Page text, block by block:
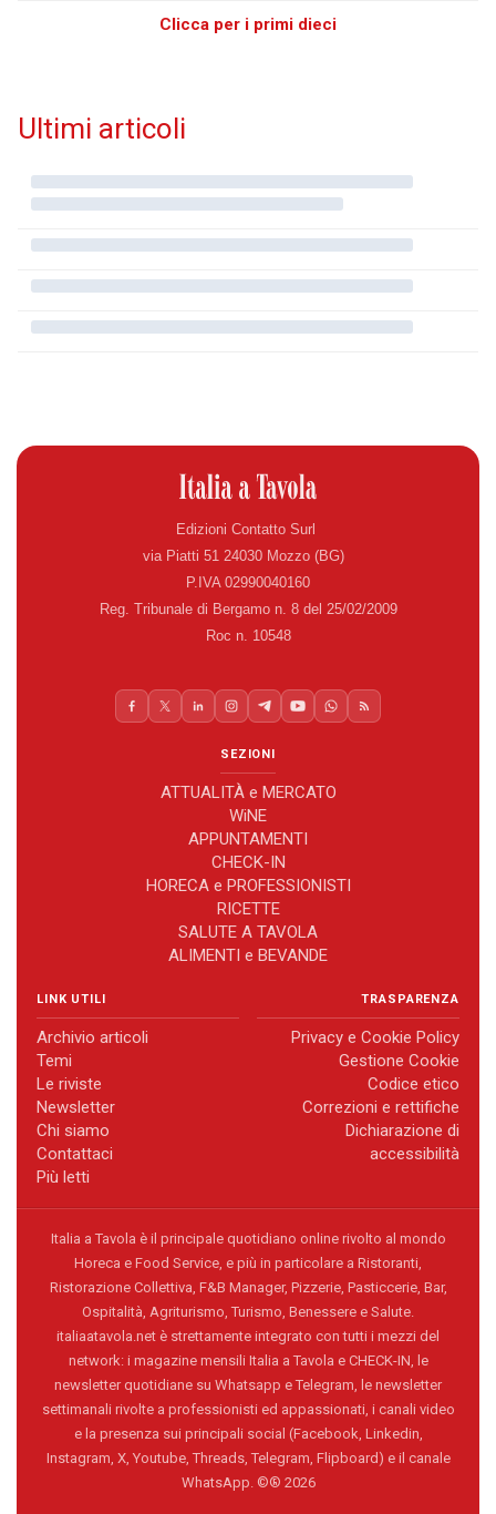
Clicca per i primi dieci
Ultimi articoli
Edizioni Contatto Surl
via Piatti 51 24030 Mozzo (BG)
P.IVA 02990040160
Reg. Tribunale di Bergamo n. 8 del 25/02/2009
Roc n. 10548
SEZIONI
ATTUALITÀ e MERCATO
WiNE
APPUNTAMENTI
CHECK-IN
HORECA e PROFESSIONISTI
RICETTE
SALUTE A TAVOLA
ALIMENTI e BEVANDE
LINK UTILI
Archivio articoli
Temi
Le riviste
Newsletter
Chi siamo
Contattaci
Più letti
TRASPARENZA
Privacy e Cookie Policy
Gestione Cookie
Codice etico
Correzioni e rettifiche
Dichiarazione di
accessibilità
Italia a Tavola è il principale quotidiano online rivolto al mondo
Horeca e Food Service, e più in particolare a Ristoranti,
Ristorazione Collettiva, F&B Manager, Pizzerie, Pasticcerie, Bar,
Ospitalità, Agriturismo, Turismo, Benessere e Salute.
italiaatavola.net è strettamente integrato con tutti i mezzi del
network: i magazine mensili Italia a Tavola e CHECK-IN, le
newsletter quotidiane su Whatsapp e Telegram, le newsletter
settimanali rivolte a professionisti ed appassionati, i canali video
e la presenza sui principali social (Facebook, Linkedin,
Instagram, X, Youtube, Threads, Telegram, Flipboard) e il canale
WhatsApp. ©® 2026